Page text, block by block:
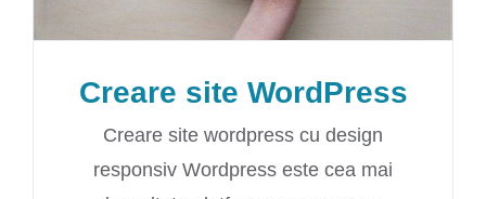
Creare site WordPress
Creare site wordpress cu design
responsiv Wordpress este cea mai